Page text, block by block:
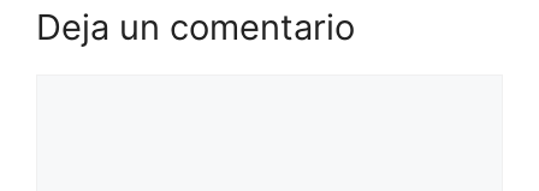
Deja un comentario